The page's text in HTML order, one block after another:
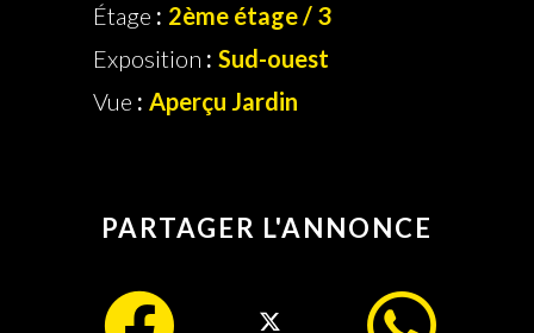
Étage
2ème étage / 3
Exposition
Sud-ouest
Vue
Aperçu Jardin
PARTAGER L'ANNONCE